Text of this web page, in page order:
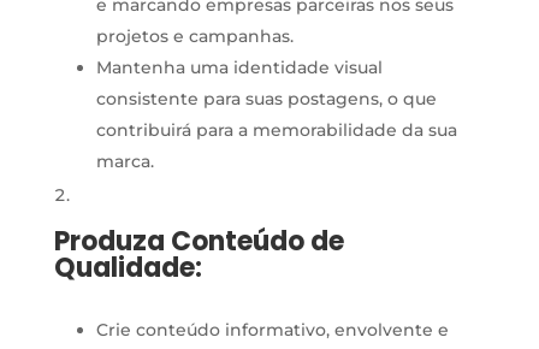
e marcando empresas parceiras nos seus
projetos e campanhas.
Mantenha uma identidade visual
consistente para suas postagens, o que
contribuirá para a memorabilidade da sua
marca.
Produza Conteúdo de
Qualidade:
Crie conteúdo informativo, envolvente e